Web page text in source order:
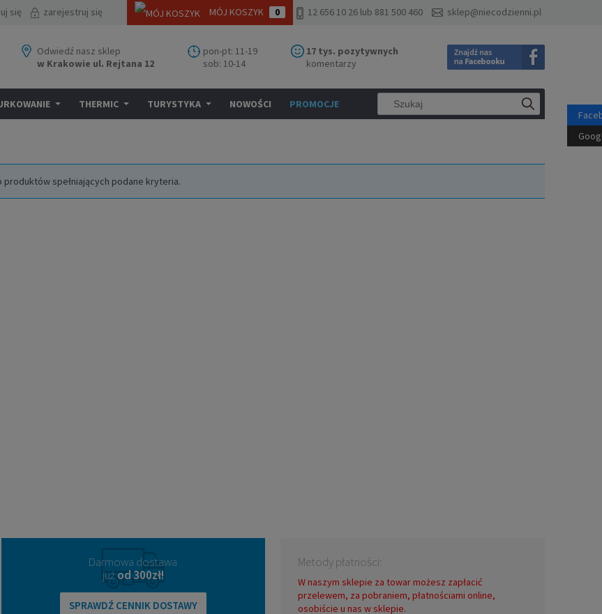
12 656 10 26 lub 881 500 460 sklep@niecodzienni.pl
MÓJ KOSZYK 0
się zarejestruj się
Odwiedź nasz sklep
w Krakowie ul. Rejtana 12
pon-pt: 11-19
sob: 10-14
17 tys. pozytywnych
komentarzy
THERMIC TURYSTYKA NOWOŚCI PROMOCJE
produktów spełniających podane kryteria.
Darmowa dostawa
już od 300zł!
SPRAWDŹ CENNIK DOSTAWY
Metody płatności:
W naszym sklepie za towar możesz zapłacić
przelewem, za pobraniem, płatnościami online,
osobiście u nas w sklepie.